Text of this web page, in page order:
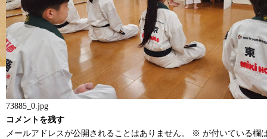
73885_0.jpg
コメントを残す
メールアドレスが公開されることはありません。
※ が付いている欄